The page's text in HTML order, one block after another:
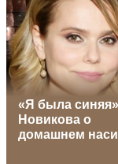
«Я была
Новикова о
домашнем